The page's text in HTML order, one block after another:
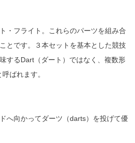
・フライト。これらのパーツを組み合
とです。３本セットを基本とした競技
するDart（ダート）ではなく、複数形
ばれます。
へ向かってダーツ（darts）を投げて優